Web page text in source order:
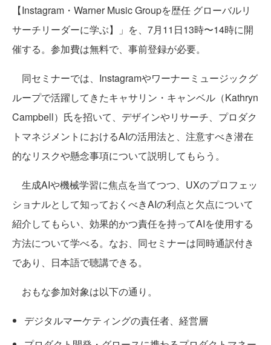
【Instagram・Warner Music Groupを歴任 グローバルリ
サーチリーダーに学ぶ】」を、7月11日13時〜14時に開
催する。参加費は無料で、事前登録が必要。
同セミナーでは、Instagramやワーナーミュージックグ
ループで活躍してきたキャサリン・キャンベル（Kathryn
Campbell）氏を招いて、デザインやリサーチ、プロダク
トマネジメントにおけるAIの活用法と、注意すべき潜在
的なリスクや懸念事項について説明してもらう。
生成AIや機械学習に焦点を当てつつ、UXのプロフェッ
ショナルとして知っておくべきAIの利点と欠点について
紹介してもらい、効果的かつ責任を持ってAIを使用する
方法について学べる。なお、同セミナーは同時通訳付き
であり、日本語で聴講できる。
おもな参加対象は以下の通り。
デジタルマーケティングの責任者、経営層